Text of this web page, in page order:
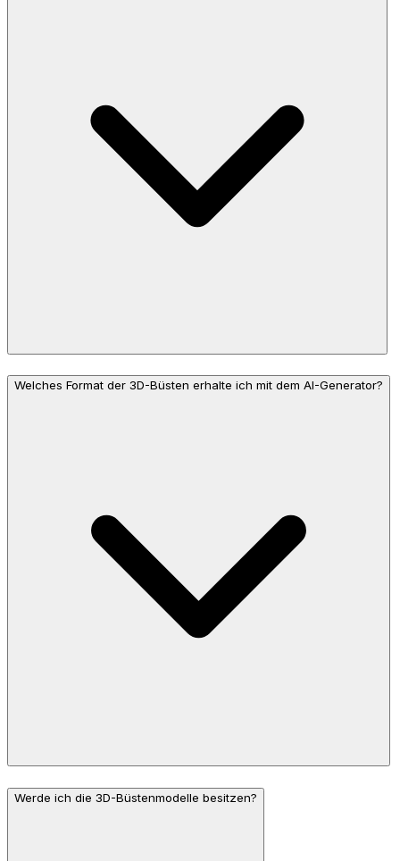
Welches Format der 3D-Büsten erhalte ich mit dem AI-Generator?
Werde ich die 3D-Büstenmodelle besitzen?